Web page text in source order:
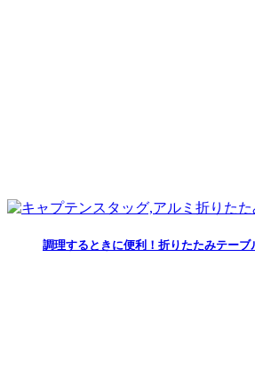
調理するときに便利！折りたたみテーブ